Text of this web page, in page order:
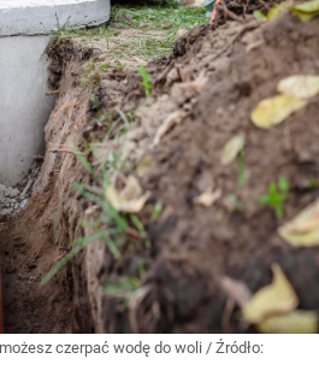
czerpać wodę do woli / Źródło: